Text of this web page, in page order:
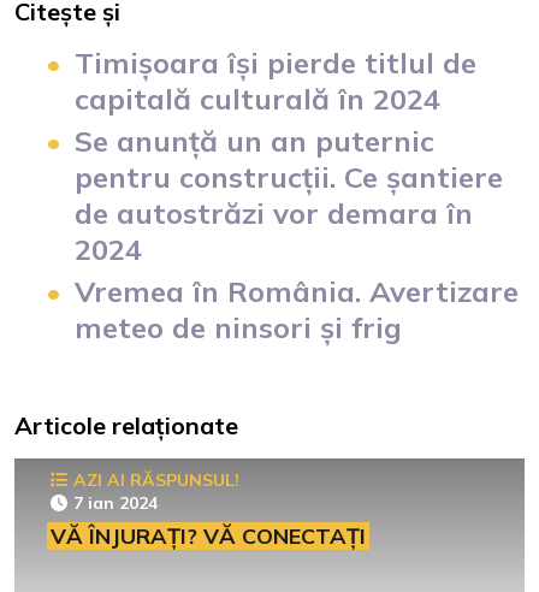
Citește și
Timișoara își pierde titlul de
capitală culturală în 2024
Se anunță un an puternic
pentru construcții. Ce șantiere
de autostrăzi vor demara în
2024
Vremea în România. Avertizare
meteo de ninsori și frig
Articole relaționate
AZI AI RĂSPUNSUL!
7 ian 2024
VĂ ÎNJURAȚI? VĂ CONECTAȚI